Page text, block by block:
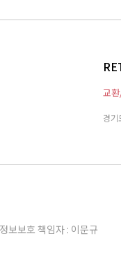
교
경
보보호 책임자 : 이문규